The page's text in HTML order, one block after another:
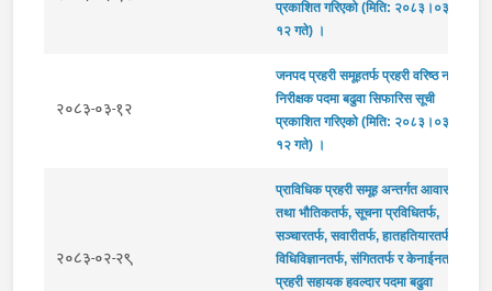
प्रकाशित गरिएको (मिति: २०८३।०३।
१२ गते) ।
२०८३-०३-१२
जनपद प्रहरी समूहतर्फ प्रहरी वरिष्ठ नायव
निरीक्षक पदमा बढुवा सिफारिस सूची
प्रकाशित गरिएको (मिति: २०८३।०३।
१२ गते) ।
२०८३-०२-२९
प्राविधिक प्रहरी समूह अन्तर्गत आवास
तथा भौतिकतर्फ, सूचना प्रविधितर्फ,
सञ्चारतर्फ, सवारीतर्फ, हातहतियारतर्फ,
विधिविज्ञानतर्फ, संगिततर्फ र केनाईनतर्फ
प्रहरी सहायक हवल्दार पदमा बढुवा